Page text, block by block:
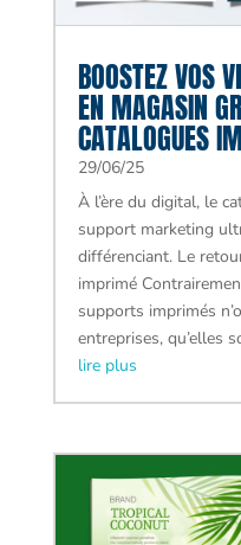
BOOSTEZ VOS
EN MAGASIN
CATALOGUES
29/06/25
À l’ère du digital, le
support marketing
différenciant. Le
imprimé
supports imprimés
entreprises, qu’elles
lire plus